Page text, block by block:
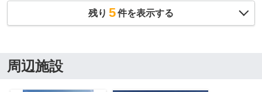
残り 5件を表示する
周辺施設